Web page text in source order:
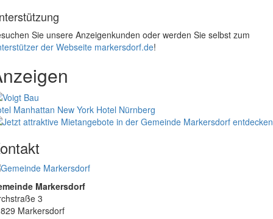
Sie unsere Anzeigenkunden oder werden Sie selbst zum
der Webseite markersdorf.de!
Manhattan New York Hotel Nürnberg
Markersdorf
3
Markersdorf